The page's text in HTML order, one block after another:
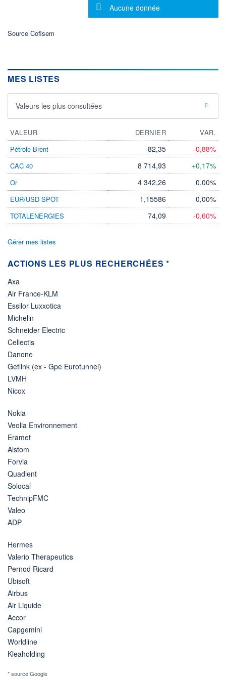
DIVIDENDE
-
PROCHAIN
DIVIDENDE
Non éligible
Boursobank
Message d'information
Aucune donnée
Source Cofisem
MES LISTES
Valeurs les plus consultées
VALEUR DERNIER
VAR.
Pétrole Brent
82,35 -0,88%
CAC 40 8 714,93 +0,17%
Or 4 342,26 0,00%
EUR/USD SPOT 1,15586 0,00%
TOTALENERGIES 74,09 -0,60%
Gérer mes listes
ACTIONS LES PLUS RECHERCHÉES *
Axa
Air France-KLM
Essilor Luxxotica
Michelin
Schneider Electric
Cellectis
Danone
Getlink (ex - Gpe Eurotunnel)
LVMH
Nicox
Nokia
Veolia Environnement
Eramet
Alstom
Forvia
Quadient
Solocal
TechnipFMC
Valeo
ADP
Hermes
Valerio Therapeutics
Pernod Ricard
Ubisoft
Airbus
Air Liquide
Accor
Capgemini
Worldline
Kleaholding
* source Google